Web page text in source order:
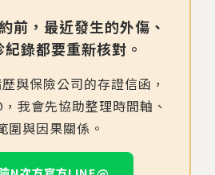
前，最近發生的外傷、
錄都要重新核對。
與保險公司的存證信函，
我會先協助整理時間軸、
圍與因果關係。